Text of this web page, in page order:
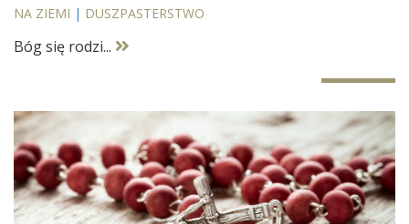
NA ZIEMI | DUSZPASTERSTWO
Bóg się rodzi...